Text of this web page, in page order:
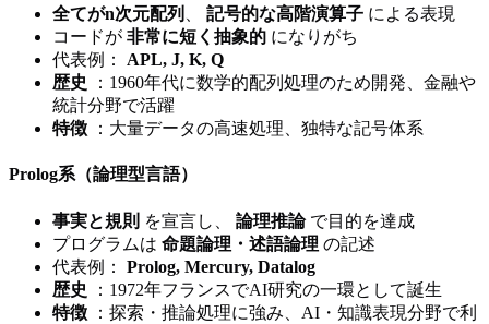
全てがn次元配列 記号的な高階演算子 による表現
コードが 非常に短く抽象的 になりがち
代表例： APL, J, K, Q
歴史
：1960年代に数学的配列処理のため開発、金融や
統計分野で活躍
特徴 ：大量データの高速処理、独特な記号体系
Prolog系（論理型言語）
事実と規則 を宣言し、 論理推論で目的を達成
プログラムは 命題論理・述語論理 の記述
代表例： Prolog, Mercury, Datalog
歴史
：1972年フランスでAI研究の一環として誕生
特徴 ：探索・推論処理に強み、AI・知識表現分野で利